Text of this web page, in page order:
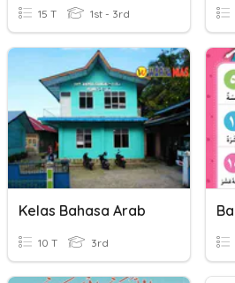
15 T 1st - 3rd
Kelas Bahasa Arab
10 T 3rd